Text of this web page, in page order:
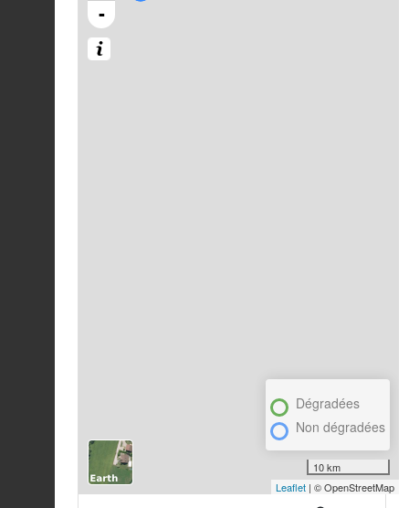
-
Dégradées
Non dégradées
10 km
Leaflet | © OpenStreetMap